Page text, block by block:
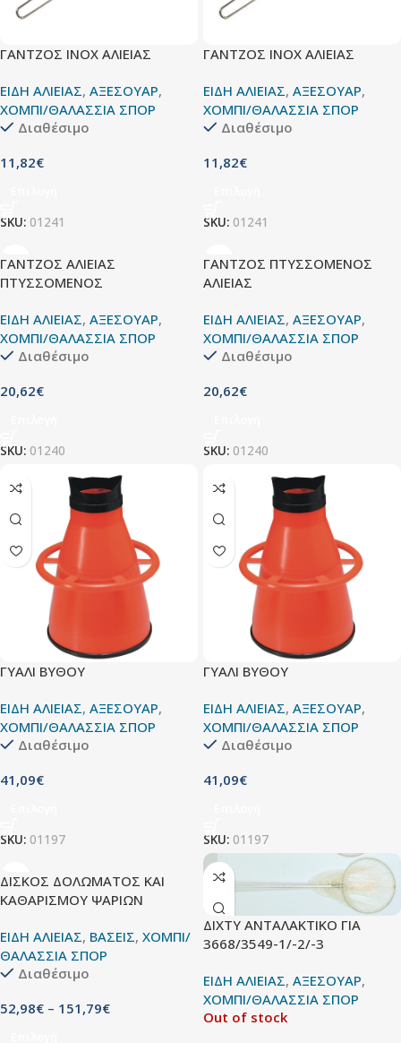
ΓΑΝΤΖΟΣ INOX ΑΛΙΕΙΑΣ
ΕΙΔΗ ΑΛΙΕΙΑΣ, ΑΞΕΣΟΥΑΡ,
ΧΟΜΠΙ/ΘΑΛΑΣΣΙΑ ΣΠΟΡ
Διαθέσιμο
11,82€
SKU: 01241
ΓΑΝΤΖΟΣ INOX ΑΛΙΕΙΑΣ
ΕΙΔΗ ΑΛΙΕΙΑΣ, ΑΞΕΣΟΥΑΡ,
ΧΟΜΠΙ/ΘΑΛΑΣΣΙΑ ΣΠΟΡ
Διαθέσιμο
11,82€
SKU: 01241
ΓΑΝΤΖΟΣ ΑΛΙΕΙΑΣ
ΠΤΥΣΣΟΜΕΝΟΣ
ΕΙΔΗ ΑΛΙΕΙΑΣ, ΑΞΕΣΟΥΑΡ,
ΧΟΜΠΙ/ΘΑΛΑΣΣΙΑ ΣΠΟΡ
Διαθέσιμο
20,62€
SKU: 01240
ΓΑΝΤΖΟΣ ΠΤΥΣΣΟΜΕΝΟΣ
ΑΛΙΕΙΑΣ
ΕΙΔΗ ΑΛΙΕΙΑΣ, ΑΞΕΣΟΥΑΡ,
ΧΟΜΠΙ/ΘΑΛΑΣΣΙΑ ΣΠΟΡ
Διαθέσιμο
20,62€
SKU: 01240
ΓΥΑΛΙ ΒΥΘΟΥ
ΕΙΔΗ ΑΛΙΕΙΑΣ, ΑΞΕΣΟΥΑΡ,
ΧΟΜΠΙ/ΘΑΛΑΣΣΙΑ ΣΠΟΡ
Διαθέσιμο
41,09€
SKU: 01197
ΓΥΑΛΙ ΒΥΘΟΥ
ΕΙΔΗ ΑΛΙΕΙΑΣ, ΑΞΕΣΟΥΑΡ,
ΧΟΜΠΙ/ΘΑΛΑΣΣΙΑ ΣΠΟΡ
Διαθέσιμο
41,09€
SKU: 01197
ΔΙΣΚΟΣ ΔΟΛΩΜΑΤΟΣ ΚΑΙ
ΚΑΘΑΡΙΣΜΟΥ ΨΑΡΙΩΝ
ΕΙΔΗ ΑΛΙΕΙΑΣ, ΒΑΣΕΙΣ, ΧΟΜΠΙ/
ΘΑΛΑΣΣΙΑ ΣΠΟΡ
Διαθέσιμο
52,98€ – 151,79€
ΔΙΧΤΥ ΑΝΤΑΛΑΚΤΙΚΟ ΓΙΑ
3668/3549-1/-2/-3
ΕΙΔΗ ΑΛΙΕΙΑΣ, ΑΞΕΣΟΥΑΡ,
ΧΟΜΠΙ/ΘΑΛΑΣΣΙΑ ΣΠΟΡ
Out of stock